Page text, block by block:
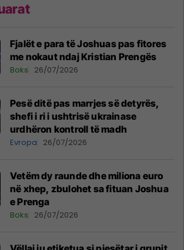
Fjalët e para të Joshuas pas fitores
me nokaut ndaj Kristian Prengës
Boks 26/07/2026
Pesë ditë pas marrjes së detyrës,
shefi i ri i ushtrisë ukrainase
urdhëron kontroll të madh
Evropa 26/07/2026
Vetëm dy raunde dhe miliona euro
në xhep, zbulohet sa fituan Joshua
e Prenga
Boks 26/07/2026